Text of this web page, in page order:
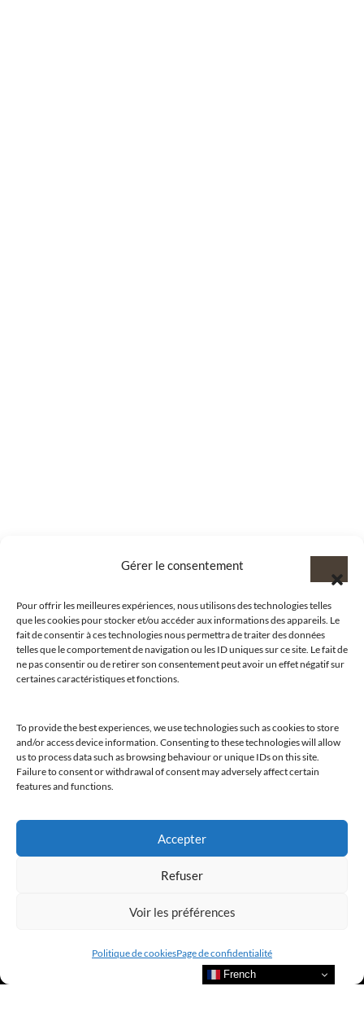
Gérer le consentement
Pour offrir les meilleures expériences, nous utilisons des technologies telles
que les cookies pour stocker et/ou accéder aux informations des appareils. Le
fait de consentir à ces technologies nous permettra de traiter des données
telles que le comportement de navigation ou les ID uniques sur ce site. Le fait de
ne pas consentir ou de retirer son consentement peut avoir un effet négatif sur
certaines caractéristiques et fonctions.
To provide the best experiences, we use technologies such as cookies to store
and/or access device information. Consenting to these technologies will allow
us to process data such as browsing behaviour or unique IDs on this site.
Failure to consent or withdrawal of consent may adversely affect certain
features and functions.
Accepter
Refuser
Voir les préférences
Politique de cookiesPage de confidentialité
@clubamilcar
French